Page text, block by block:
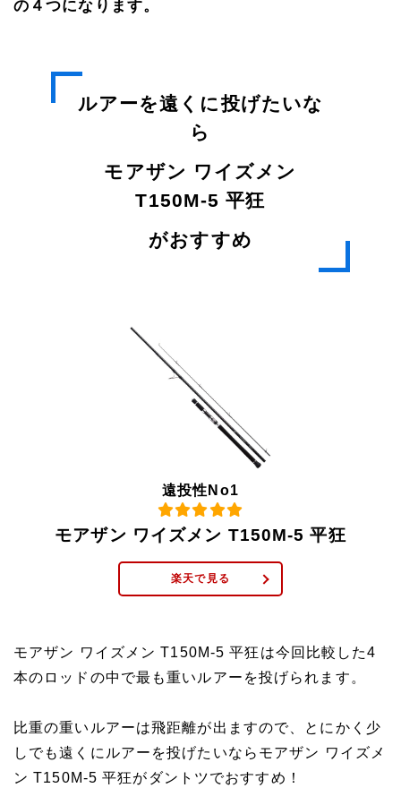
の４つになります。
ルアーを遠くに投げたいな
ら
モアザン ワイズメン
T150M-5 平狂
がおすすめ
遠投性No1
モアザン ワイズメン T150M-5 平狂
楽天で見る
モアザン ワイズメン T150M-5 平狂は今回比較した4
本のロッドの中で最も重いルアーを投げられます。
比重の重いルアーは飛距離が出ますので、とにかく少
しでも遠くにルアーを投げたいならモアザン ワイズメ
ン T150M-5 平狂がダントツでおすすめ！